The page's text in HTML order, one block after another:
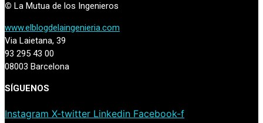
© La Mutua de los Ingenieros
www.elblogdelaingenieria.com
Via Laietana, 39
93 295 43 00
08003 Barcelona
SÍGUENOS
Instagram X-twitter Linkedin Facebook-f